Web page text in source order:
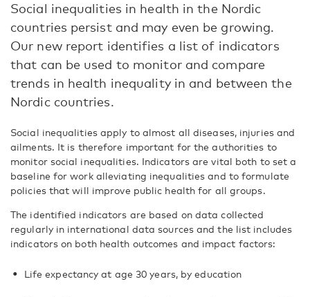
Social inequalities in health in the Nordic
countries persist and may even be growing.
Our new report identifies a list of indicators
that can be used to monitor and compare
trends in health inequality in and between the
Nordic countries.
Social inequalities apply to almost all diseases, injuries and
ailments. It is therefore important for the authorities to
monitor social inequalities. Indicators are vital both to set a
baseline for work alleviating inequalities and to formulate
policies that will improve public health for all groups.
The identified indicators are based on data collected
regularly in international data sources and the list includes
indicators on both health outcomes and impact factors:
Life expectancy at age 30 years, by education